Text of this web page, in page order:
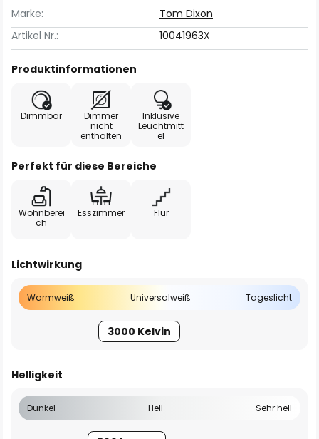
Marke:
Tom Dixon
Artikel Nr.:
10041963X
Produktinformationen
Dimmbar
Dimmer
nicht
enthalten
Inklusive
Leuchtmitt
el
Perfekt für diese Bereiche
Wohnberei
ch
Esszimmer Flur
Lichtwirkung
Warmweiß Universalweiß Tageslicht
3000 Kelvin
Helligkeit
Dunkel Hell Sehr hell